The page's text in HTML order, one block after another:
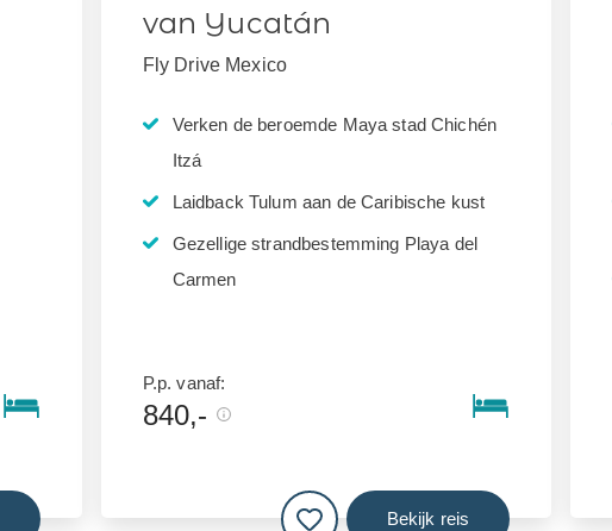
van Yucatán
Fly Drive Mexico
Verken de beroemde Maya stad Chichén
Itzá
Laidback Tulum aan de Caribische kust
Gezellige strandbestemming Playa del
Carmen
P.p. vanaf:
840,-
Bekijk reis